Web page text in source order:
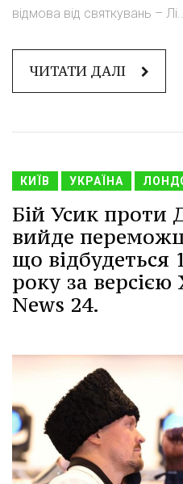
відмова від святкувань –
ЧИТАТИ ДАЛІ
КИЇВ УКРАЇНА
Бій Усик проти
вийде
що відбудеться
року за
News 24.